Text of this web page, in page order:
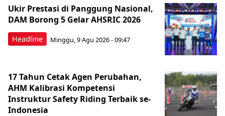
Headline
Ukir Prestasi di Panggung Nasional,
DAM Borong 5 Gelar AHSRIC 2026
Minggu, 9 Agu 2026 - 09:47
17 Tahun Cetak Agen Perubahan,
AHM Kalibrasi Kompetensi
Instruktur Safety Riding Terbaik se-
Indonesia